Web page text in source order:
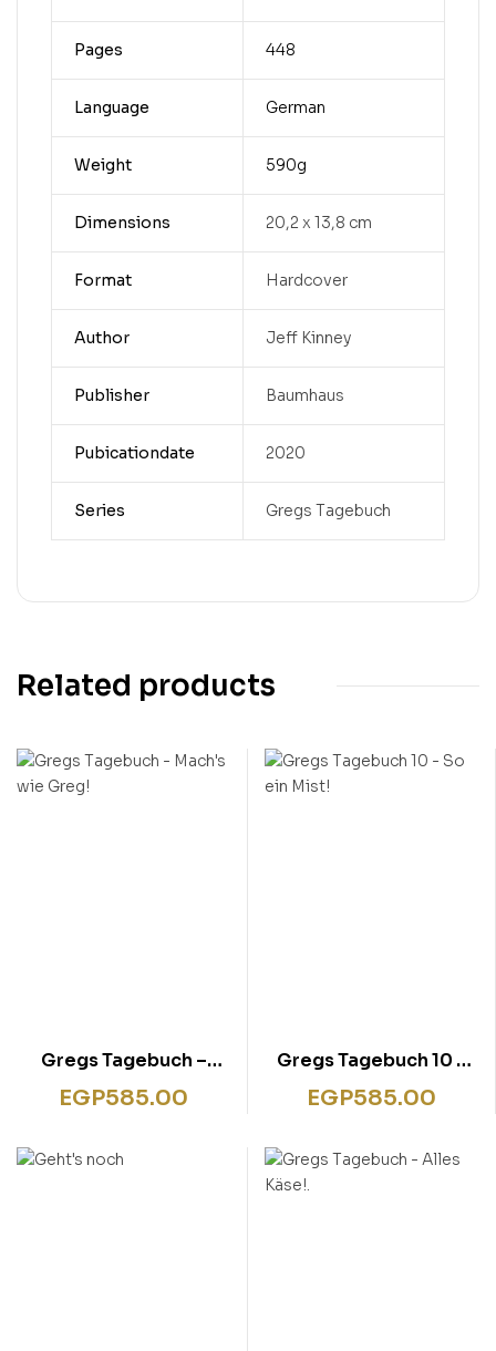
Pages 448
Language German
Weight 590g
Dimensions 20,2 x 13,8 cm
Format Hardcover
Author Jeff Kinney
Publisher Baumhaus
Pubicationdate 2020
Series Gregs Tagebuch
Related products
Gregs Tagebuch –
Mach’s wie Greg!
EGP585.00
Gregs Tagebuch 10 –
So ein Mist!
EGP585.00